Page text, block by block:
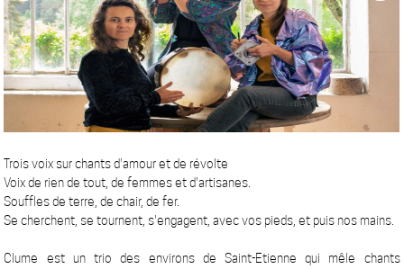
Trois voix sur chants d'amour et de révolte
Voix de rien de tout, de femmes et d'artisanes.
Souffles de terre, de chair, de fer.
Se cherchent, se tournent, s'engagent, avec vos pieds, et puis nos mains.
Clume est un trio des environs de Saint-Etienne qui mêle chants